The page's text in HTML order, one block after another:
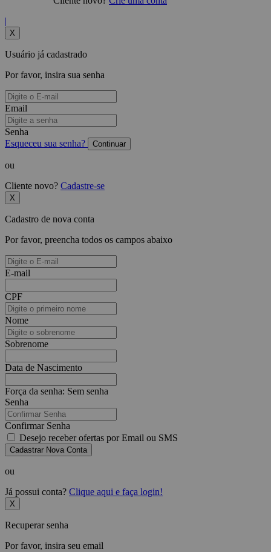
|
X
Usuário já cadastrado
Por favor, insira sua senha
Email
Senha
Esqueceu sua senha?
Continuar
ou
Cliente novo? Cadastre-se
X
Cadastro de nova conta
Por favor, preencha todos os campos abaixo
E-mail
CPF
Nome
Sobrenome
Data de Nascimento
Força da senha: Sem senha
Senha
Confirmar Senha
Desejo receber ofertas por Email ou SMS
Cadastrar Nova Conta
ou
Já possui conta? Clique aqui e faça login!
X
Recuperar senha
Por favor, insira seu email